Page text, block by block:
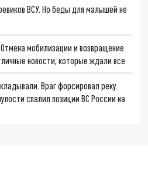
ВСУ. Но беды для малышей не
мобилизации и возвращение
новости, которые ждали все
Враг форсировал реку.
спалил позиции ВС России на